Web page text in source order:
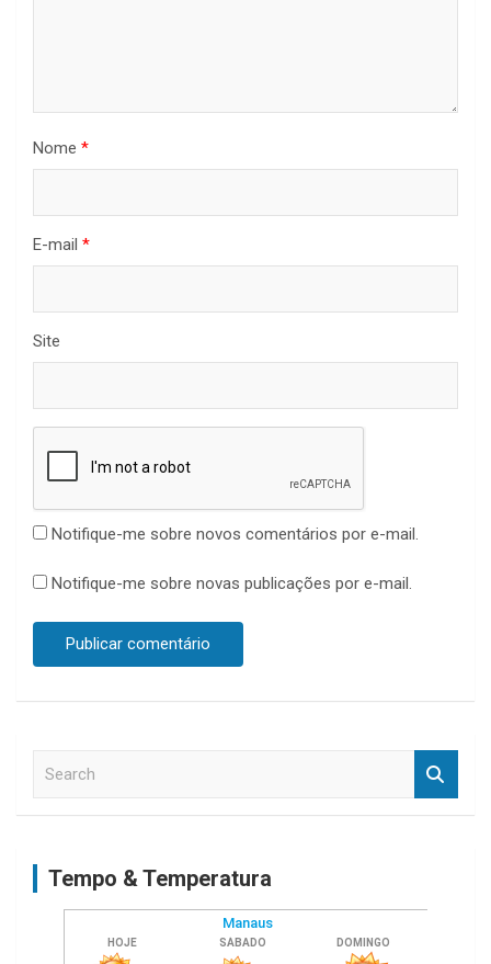
Nome *
E-mail *
Site
Notifique-me sobre novos comentários por e-mail.
Notifique-me sobre novas publicações por e-mail.
Tempo & Temperatura